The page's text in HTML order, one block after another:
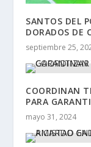
SANTOS DEL
DORADOS DE
septiembre 25,
COORDINAN
PARA
mayo 31, 2024